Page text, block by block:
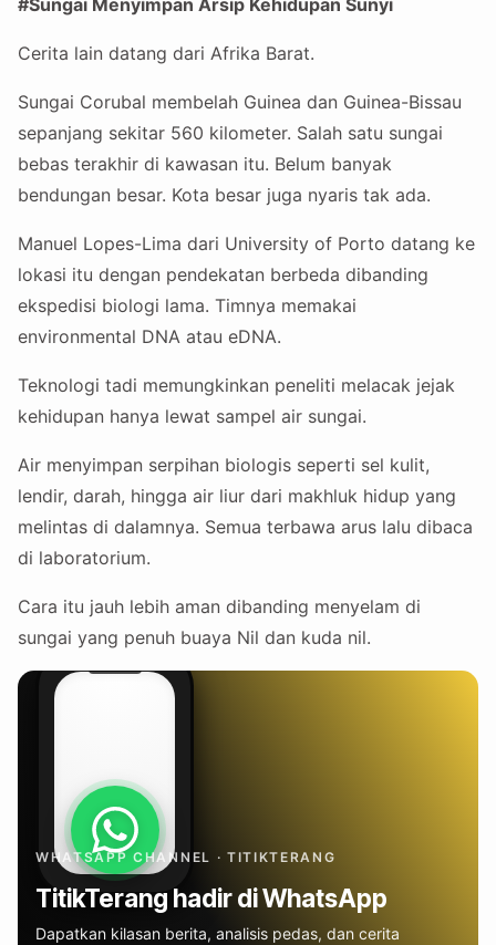
Cerita lain datang dari Afrika Barat.
Sungai Corubal membelah Guinea dan Guinea-Bissau
sepanjang sekitar 560 kilometer. Salah satu sungai
bebas terakhir di kawasan itu. Belum banyak
bendungan besar. Kota besar juga nyaris tak ada.
Manuel Lopes-Lima dari University of Porto datang ke
lokasi itu dengan pendekatan berbeda dibanding
ekspedisi biologi lama. Timnya memakai
environmental DNA atau eDNA.
Teknologi tadi memungkinkan peneliti melacak jejak
kehidupan hanya lewat sampel air sungai.
Air menyimpan serpihan biologis seperti sel kulit,
lendir, darah, hingga air liur dari makhluk hidup yang
melintas di dalamnya. Semua terbawa arus lalu dibaca
di laboratorium.
Cara itu jauh lebih aman dibanding menyelam di
sungai yang penuh buaya Nil dan kuda nil.
WHATSAPP CHANNEL · TITIKTERANG
TitikTerang hadir di WhatsApp
Dapatkan kilasan berita, analisis pedas, dan cerita